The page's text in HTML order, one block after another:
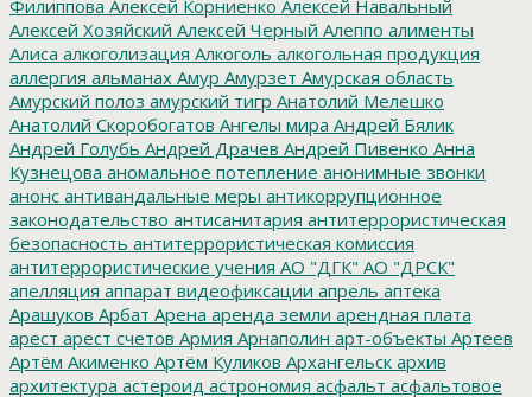
Филиппова Алексей Корниенко Алексей Навальный
Алексей Хозяйский Алексей Черный Алеппо алименты
Алиса алкоголизация Алкоголь алкогольная продукция
аллергия альманах Амур Амурзет Амурская область
Амурский полоз амурский тигр Анатолий Мелешко
Анатолий Скоробогатов Ангелы мира Андрей Бялик
Андрей Голубь Андрей Драчев Андрей Пивенко Анна
Кузнецова аномальное потепление анонимные звонки
анонс антивандальные меры антикоррупционное
законодательство антисанитария антитеррористическая
безопасность антитеррористическая комиссия
антитеррористические учения АО "ДГК" АО "ДРСК"
апелляция аппарат видеофиксации апрель аптека
Арашуков Арбат Арена аренда земли арендная плата
арест арест счетов Армия Арнаполин арт-объекты Артеев
Артём Акименко Артём Куликов Архангельск архив
архитектура астероид астрономия асфальт асфальтовое